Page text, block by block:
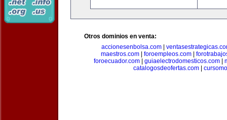
Otros dominios en venta:
accionesenbolsa.com|
maestros.com| foroempleos.com|
foroecuador.com| guiaelectrodomesticos.com|
catalogosdeofertas.com